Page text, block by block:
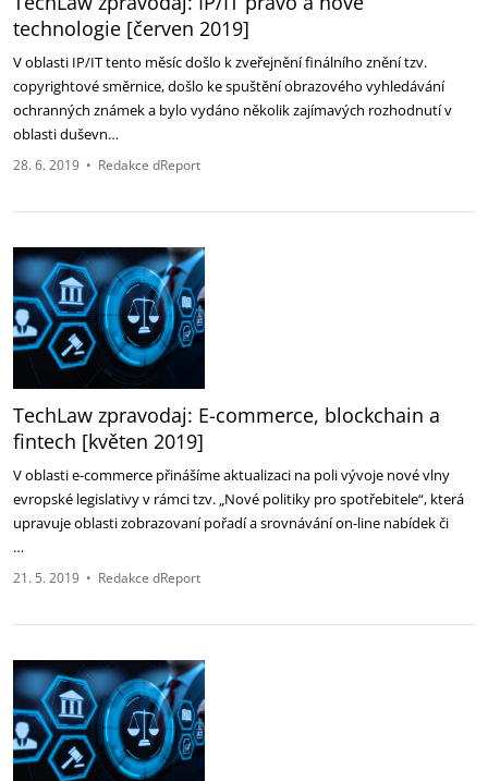
technologie [červen 2019]
V oblasti IP/IT tento měsíc došlo k zveřejnění finálního znění tzv.
copyrightové směrnice, došlo ke spuštění obrazového vyhledávání
ochranných známek a bylo vydáno několik zajímavých rozhodnutí v
oblasti duševn…
28. 6. 2019 • Redakce dReport
TechLaw zpravodaj: E-commerce, blockchain a
fintech [květen 2019]
V oblasti e-commerce přinášíme aktualizaci na poli vývoje nové vlny
evropské legislativy v rámci tzv. „Nové politiky pro spotřebitele“, která
upravuje oblasti zobrazovaní pořadí a srovnávání on-line nabídek či
…
21. 5. 2019 • Redakce dReport